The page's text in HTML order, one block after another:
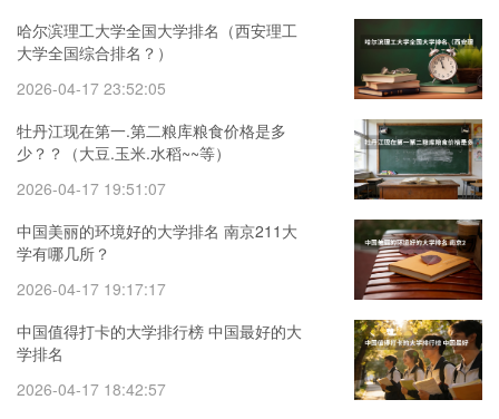
哈尔滨理工大学全国大学排名（西安理工
大学全国综合排名？）
2026-04-17 23:52:05
牡丹江现在第一.第二粮库粮食价格是多
少？？（大豆.玉米.水稻~~等）
2026-04-17 19:51:07
中国美丽的环境好的大学排名 南京211大
学有哪几所？
2026-04-17 19:17:17
中国值得打卡的大学排行榜 中国最好的大
学排名
2026-04-17 18:42:57